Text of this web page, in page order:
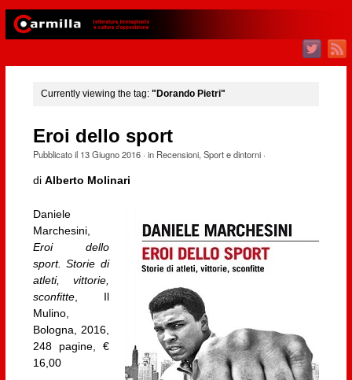
Currently viewing the tag: "Dorando Pietri"
Eroi dello sport
Pubblicato il 13 Giugno 2016· in Recensioni, Sport e dintorni·
di Alberto Molinari
Daniele
Marchesini,
Eroi dello
sport. Storie di
atleti, vittorie,
sconfitte, Il
Mulino,
Bologna, 2016,
248 pagine, €
16,00